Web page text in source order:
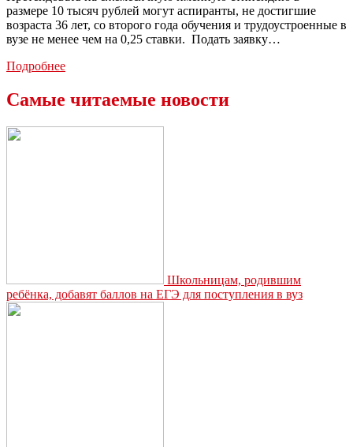
размере 10 тысяч рублей могут аспиранты, не достигшие
возраста 36 лет, со второго года обучения и трудоустроенные в
вузе не менее чем на 0,25 ставки. Подать заявку…
ПодробнееАспиранты
могут
Самые читаемые новости
Школьницам, родившим
ребёнка, добавят баллов на ЕГЭ для поступления в вуз